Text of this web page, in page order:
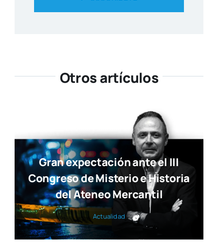
Otros artículos
Gran expectación ante el III
Congreso de Misterio e Historia
del Ateneo Mercantil
Actua­li­dad